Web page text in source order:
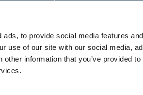
to provide social media features
use of our site with our social media,
information that you’ve provided to